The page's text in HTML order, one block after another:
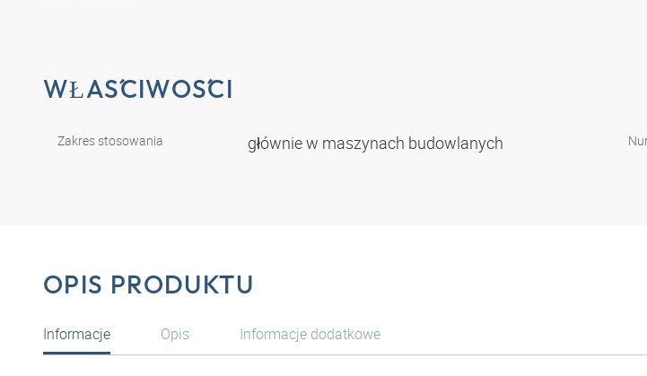
WŁAŚCIWOŚCI
Zakres stosowania głównie w maszynach budowlanych
OPIS PRODUKTU
Informacje Opis Informacje dodatkowe